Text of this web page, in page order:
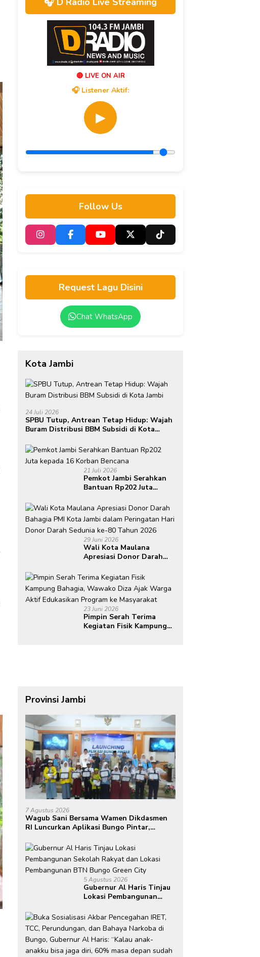
🔴 LIVE ON AIR
🎧 Listener Aktif:
▶
Follow Us
Request Lagu Disini
Chat WhatsApp
Kota Jambi
24 Juli 2026
SPBU Tutup, Antrean Tetap Hidup: Wajah
Buram Distribusi BBM Subsidi di Kota
21 Juli 2026
Pemkot Jambi Serahkan
Bantuan Rp202 Juta
Bencana
29 Juni 2026
Wali Kota Maulana
Apresiasi Donor Darah
dalam Peringatan Hari
Donor Darah Sedunia ke-
80 Tahun 2026
23 Juni 2026
Pimpin Serah Terima
Kegiatan Fisik Kampung
Provinsi Jambi
7 Agustus 2026
Wagub Sani Bersama Wamen Dikdasmen
RI Luncurkan Aplikasi Bungo Pintar,
di Jambi
5 Agustus 2026
Gubernur Al Haris Tinjau
Lokasi Pembangunan
Lokasi Pembangunan BTN
Bungo Green City